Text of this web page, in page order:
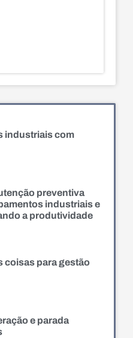
industriais com
preventiva
industriais e
a produtividade
coisas para gestão
e parada